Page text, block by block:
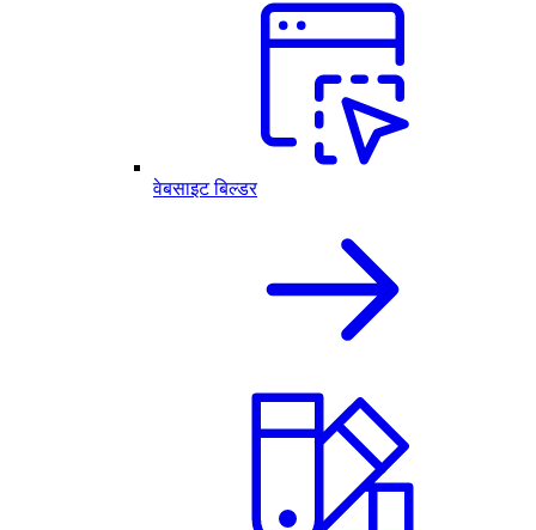
वेबसाइट बिल्डर